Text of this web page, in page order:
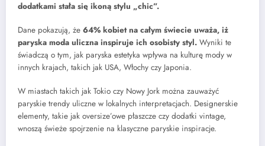
dodatkami stała się ikoną stylu „chic”.
Dane pokazują, że 64% kobiet na całym świecie uważa, iż
paryska moda uliczna inspiruje ich osobisty styl. Wyniki te
świadczą o tym, jak paryska estetyka wpływa na kulturę mody w
innych krajach, takich jak USA, Włochy czy Japonia.
W miastach takich jak Tokio czy Nowy Jork można zauważyć
paryskie trendy uliczne w lokalnych interpretacjach. Designerskie
elementy, takie jak oversize’owe płaszcze czy dodatki vintage,
wnoszą świeże spojrzenie na klasyczne paryskie inspiracje.